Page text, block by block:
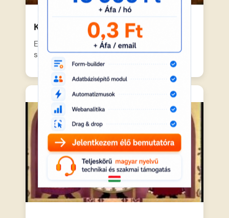
Kiskondás Magyar nepmesek
Elindult a világba egy szegény legény, hogy
szerencsét próbáljon, és…